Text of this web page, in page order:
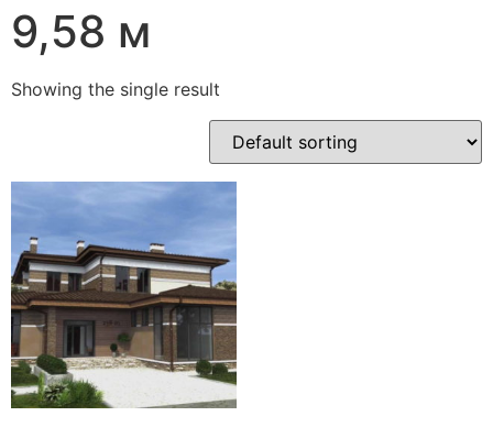
9,58 м
Showing the single result